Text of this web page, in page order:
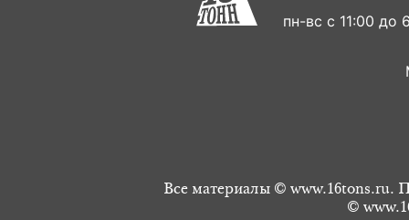
пн-вс с 11:00 до
Все материалы © www.16tons.ru.
©